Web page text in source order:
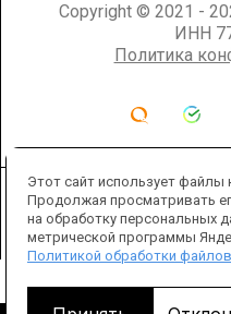
Copyright © 2021 -
ИНН
Политика
Этот сайт использует файлы
Продолжая просматривать
на обработку персональных
метрической программы
Политикой обработки файлов